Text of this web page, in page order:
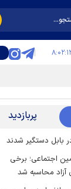
پربازدید
اجتماعی؛ برخی
آزاد محاسبه شد